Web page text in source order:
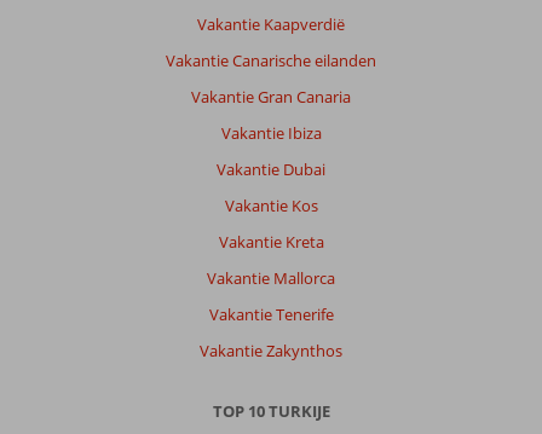
Vakantie Kaapverdië
Vakantie Canarische eilanden
Vakantie Gran Canaria
Vakantie Ibiza
Vakantie Dubai
Vakantie Kos
Vakantie Kreta
Vakantie Mallorca
Vakantie Tenerife
Vakantie Zakynthos
TOP 10 TURKIJE